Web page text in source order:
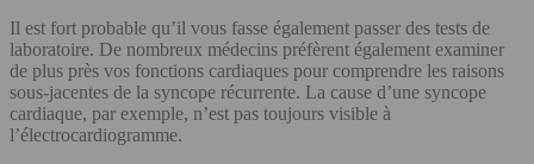
Il est fort probable qu’il vous fasse également passer des tests de
laboratoire. De nombreux médecins préfèrent également examiner
de plus près vos fonctions cardiaques pour comprendre les raisons
sous-jacentes de la syncope récurrente. La cause d’une syncope
cardiaque, par exemple, n’est pas toujours visible à
l’électrocardiogramme.